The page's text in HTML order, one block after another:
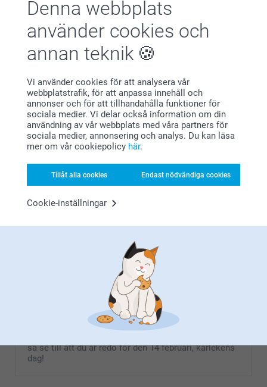
Denna webbplats
använder cookies och
annan teknik
Vi använder cookies för att analysera vår
webbplatstrafik, för att anpassa innehåll och
annonser och för att tillhandahålla funktioner för
sociala medier. Vi delar också information om din
användning av vår webbplats med våra partners för
sociala medier, annonsering och analys. Du kan läsa
mer om vår cookiepolicy här.
Tillåt alla cookies Endast nödvändiga cookies
Cookie-inställningar
🩵-liga hälsningar
Kirsi @smartphoto
Visa reaktioner
2025-01-21
Hej Conny,
är nöjd med Minifotoboken!
Vi önskar dig en fin dag!
Varma hälsningar,
Kirsi @smartphoto
Visa mer
Relaterade produkter
Collection 100
179,00
Kvadratiska Bilder
3 varianter
Från 1,29
(231 omdömen)
Fotobok i Alla hjärtans dag-
present till henne
Retro Bilder
Alla hjärtans dag-presenter till flickvän
Hitta den perfekta Alla hjärtans dag-presenten till din
fru, flickvän, mamma, syster eller väninna. Visa din
omtanke och uppskattning med en personlig och
så se till att du är redo för den 14 februari, kärlekens
dag!